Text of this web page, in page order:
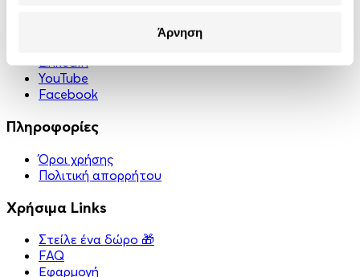
Άρνηση
LinkedIn
YouTube
Facebook
Πληροφορίες
Όροι χρήσης
Πολιτική απορρήτου
Χρήσιμα Links
Στείλε ένα δώρο 🎁
FAQ
Εφαρμογή